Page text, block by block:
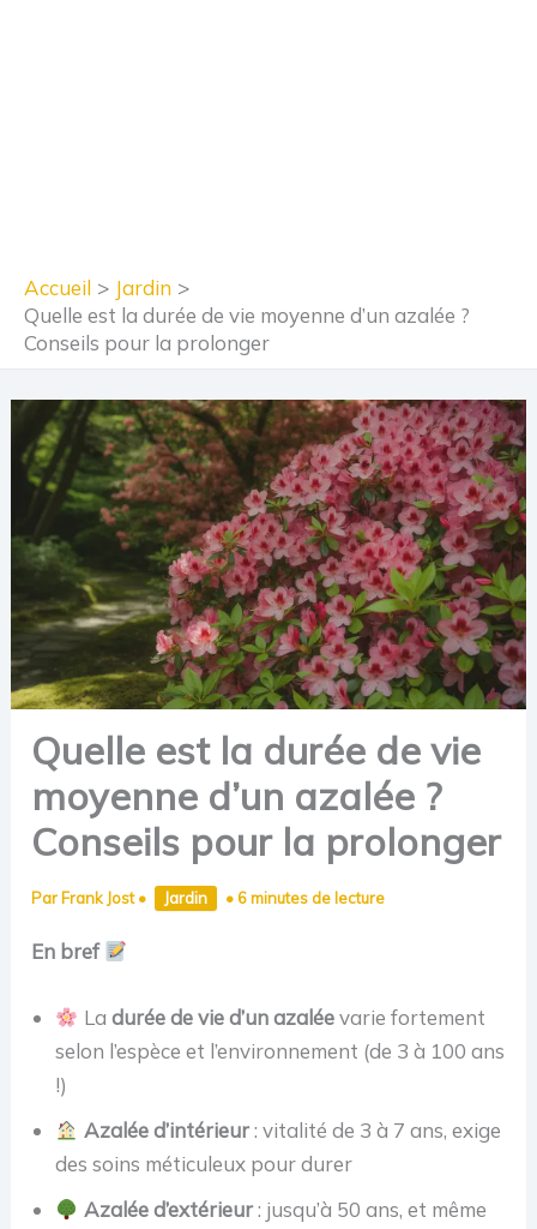
Accueil
Jardin
Quelle est la durée de vie moyenne d’un azalée ?
Conseils pour la prolonger
Quelle est la durée de vie
moyenne d’un azalée ?
Conseils pour la prolonger
Par Frank Jost• Jardin • 6 minutes de lecture
En bref
La durée de vie d’un azaléevarie fortement
selon l’espèce et l’environnement (de 3 à 100 ans
!)
Azalée d’intérieur: vitalité de 3 à 7 ans, exige
des soins méticuleux pour durer
Azalée d’extérieur: jusqu’à 50 ans, et même